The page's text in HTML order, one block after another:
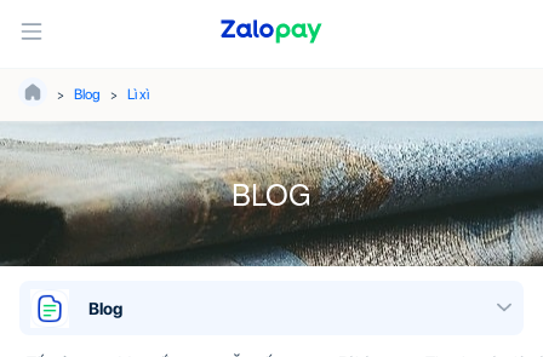
Blog Lì xì
BLOG
Blog